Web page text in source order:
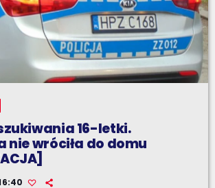
16-letki.
nie wróciła do domu